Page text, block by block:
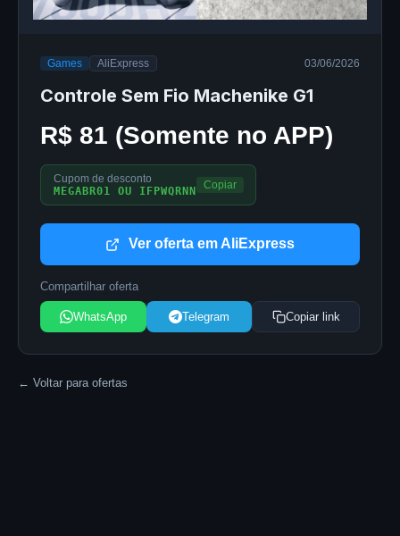
Games AliExpress 03/06/2026
Controle Sem Fio Machenike G1
R$ 81 (Somente no APP)
Cupom de desconto
MEGABR01 OU IFPWQRNN
Copiar
Ver oferta em AliExpress
Compartilhar oferta
WhatsApp Telegram Copiar link
← Voltar para ofertas